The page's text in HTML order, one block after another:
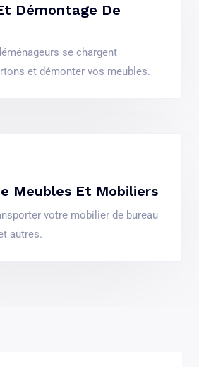
Démontage De
se chargent
et démonter vos meubles.
Meubles Et Mobiliers
votre mobilier de bureau
autres.